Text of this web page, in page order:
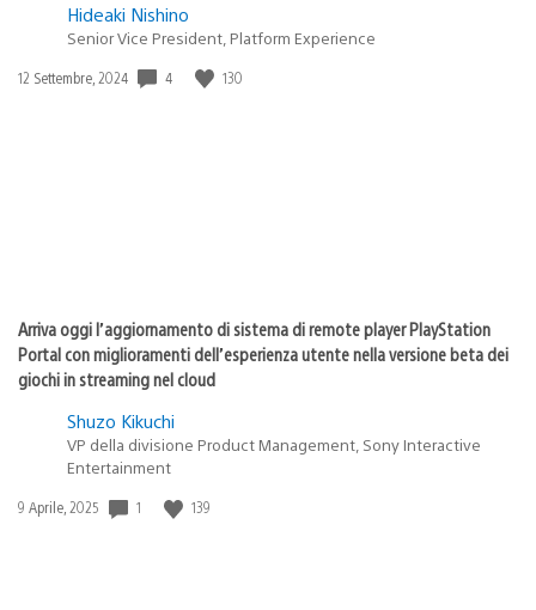
Hideaki Nishino
Senior Vice President, Platform Experience
Data
12 Settembre, 2024 4 130
Arriva oggi l’aggiornamento di sistema di remote player PlayStation
Portal con miglioramenti dell’esperienza utente nella versione beta dei
giochi in streaming nel cloud
Shuzo Kikuchi
VP della divisione Product Management, Sony Interactive
Entertainment
Data
9 Aprile, 2025 1 139